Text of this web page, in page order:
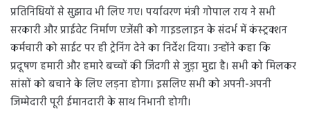
प्रतिनिधियों से सुझाव भी लिए गए। पर्यावरण मंत्री गोपाल राय ने सभी
सरकारी और प्राईवेट निर्माण एजेंसी को गाइडलाइन के संदर्भ में कंस्ट्रक्शन
कर्मचारी को साईट पर ही ट्रेनिंग देने का निर्देश दिया। उन्होंने कहा कि
प्रदूषण हमारी और हमारे बच्चों की जिंदगी से जुड़ा मुद्दा है। सभी को मिलकर
सांसों को बचाने के लिए लड़ना होगा। इसलिए सभी को अपनी-अपनी
जिम्मेदारी पूरी ईमानदारी के साथ निभानी होगी।